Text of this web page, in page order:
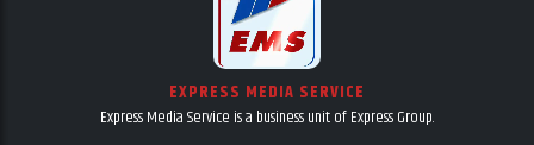
EXPRESS MEDIA SERVICE
Express Media Service is a business unit of Express Group.